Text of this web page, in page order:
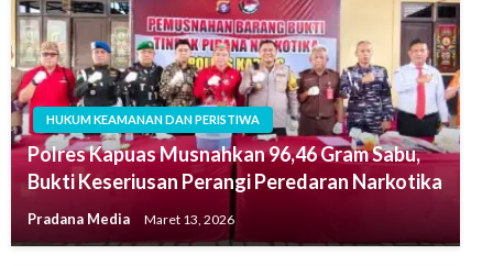
HUKUM KEAMANAN DAN PERISTIWA
Polres Kapuas Musnahkan 96,46 Gram Sabu,
Bukti Keseriusan Perangi Peredaran Narkotika
Pradana Media Maret 13, 2026